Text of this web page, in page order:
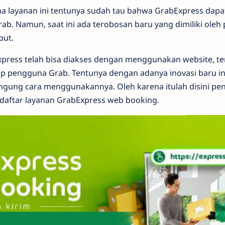
layanan ini tentunya sudah tau bahwa GrabExpress
Namun, saat ini ada terobosan baru yang dimiliki oleh
telah bisa diakses dengan menggunakan website,
pengguna Grab. Tentunya dengan adanya inovasi baru
cara menggunakannya. Oleh karena itulah disini
layanan GrabExpress web booking.